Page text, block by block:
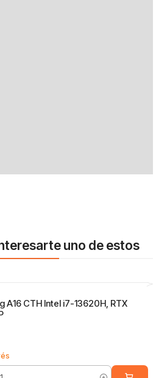
uno de estos
A16 CTH Intel i7-13620H, RTX